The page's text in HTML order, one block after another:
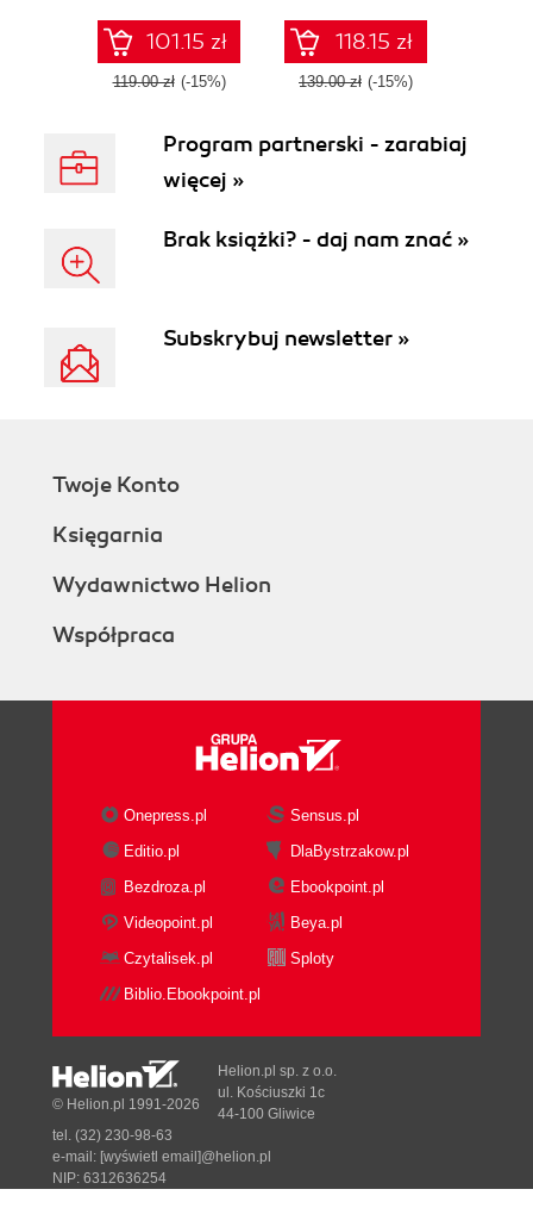
101.15 zł
119.00 zł (-15%)
118.15 zł
139.00 zł (-15%)
Program partnerski - zarabiaj
więcej »
Brak książki? - daj nam znać »
Subskrybuj newsletter »
Twoje Konto
Księgarnia
Wydawnictwo Helion
Współpraca
Onepress.pl
Sensus.pl
Editio.pl
DlaBystrzakow.pl
Bezdroza.pl
Ebookpoint.pl
Videopoint.pl
Beya.pl
Czytalisek.pl
Sploty
Biblio.Ebookpoint.pl
© Helion.pl 1991-2026
Helion.pl sp. z o.o.
ul. Kościuszki 1c
44-100 Gliwice
tel. (32) 230-98-63
e-mail: [wyświetl email]@helion.pl
NIP: 6312636254